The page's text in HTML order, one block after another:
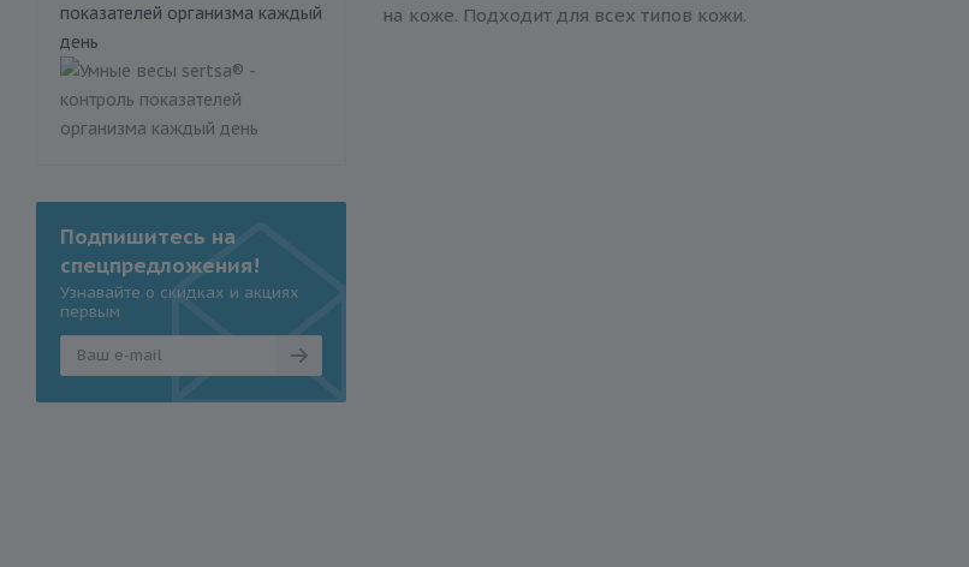
на коже. Подходит для всех типов кожи.
показателей организма каждый
день
Подпишитесь на
спецпредложения!
Узнавайте о скидках и акциях
первым